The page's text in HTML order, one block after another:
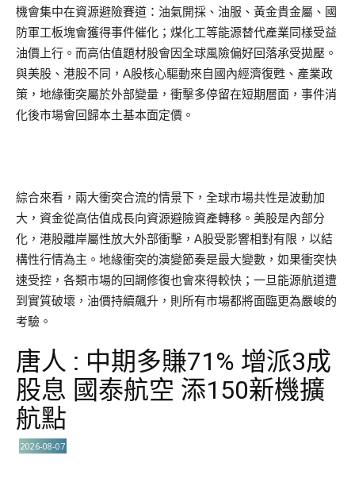
機會集中在資源避險賽道：油氣開採、油服、黃金貴金屬、國
防軍工板塊會獲得事件催化；煤化工等能源替代產業同樣受益
油價上行。而高估值題材股會因全球風險偏好回落承受拋壓。
與美股、港股不同，A股核心驅動來自國內經濟復甦、產業政
策，地緣衝突屬於外部變量，衝擊多停留在短期層面，事件消
化後市場會回歸本土基本面定價。
綜合來看，兩大衝突合流的情景下，全球市場共性是波動加
大，資金從高估值成長向資源避險資產轉移。美股是內部分
化，港股離岸屬性放大外部衝擊，A股受影響相對有限，以結
構性行情為主。地緣衝突的演變節奏是最大變數，如果衝突快
速受控，各類市場的回調修復也會來得較快；一旦能源航道遭
到實質破壞，油價持續飆升，則所有市場都將面臨更為嚴峻的
考驗。
唐人 : 中期多賺71% 增派3成
股息 國泰航空 添150新機擴
航點
2026-08-07